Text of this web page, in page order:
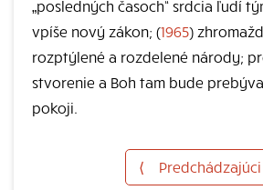
„posledných časoch“ srdcia ľudí
vpíše nový zákon; (1965)
rozptýlené a rozdelené národy;
stvorenie a Boh tam bude
pokoji.
⟨ Predchádzajúci